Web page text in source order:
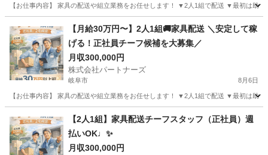
【お仕事内容】 家具の配送や組立業務をお任せします！ ▼2人1組で配送 ▼最初は
配送
【月給30万円〜】2人1組🚚家具配送 ＼安定して稼
げる！正社員チーフ候補を大募集／
月収300,000円
株式会社パートナーズ
岐阜市 8月6日
【お仕事内容】 家具の配送や組立業務をお任せします！ ▼2人1組で配送 ▼最初は
配送 未経験
【2人1組】家具配送チーフスタッフ（正社員）週
払いOK♩✨
月収300,000円